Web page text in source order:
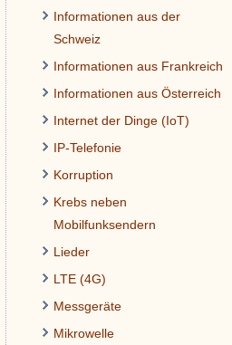
Informationen aus der
Schweiz
Informationen aus Frankreich
Informationen aus Österreich
Internet der Dinge (IoT)
IP-Telefonie
Korruption
Krebs neben
Mobilfunksendern
Lieder
LTE (4G)
Messgeräte
Mikrowelle